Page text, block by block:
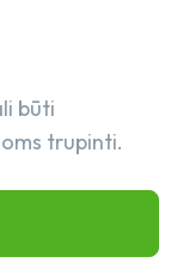
būti
trupinti.